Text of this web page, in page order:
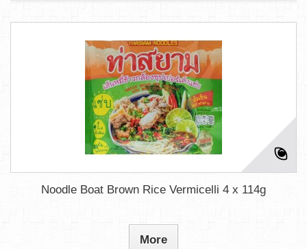
Noodle Boat Brown Rice Vermicelli 4 x 114g
More